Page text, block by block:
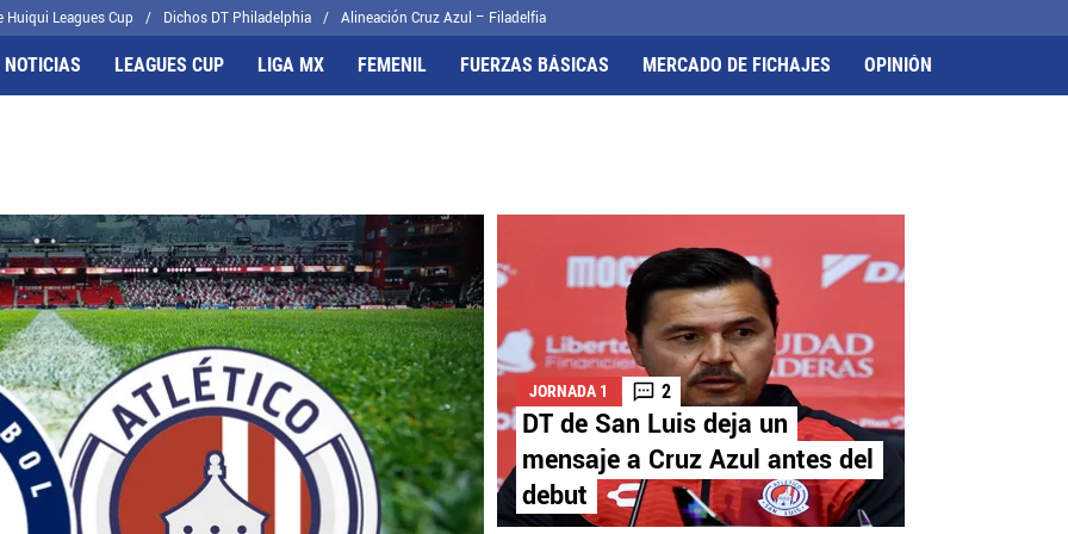
Huiqui Leagues Cup Dichos DT Philadelphia Alineación Cruz Azul – Filadelfia
LEAGUES CUP LIGA MX FEMENIL FUERZAS BÁSICAS MERCADO DE FICHAJES OPINIÓN
Erik Lira
Charly Rodríguez
JORNADA 1 2
DT de San Luis deja un
mensaje a Cruz Azul antes del
debut